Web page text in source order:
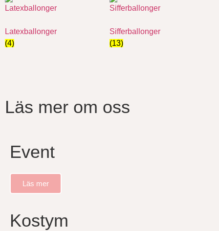
Latexballonger
(4)
Sifferballonger
(13)
Läs mer om oss
Event
Läs mer
Kostym